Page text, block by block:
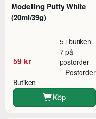
Modelling Putty White
(20ml/39g)
59 kr
5 i butiken
7 på
postorder
Butiken
Postorder
Köp